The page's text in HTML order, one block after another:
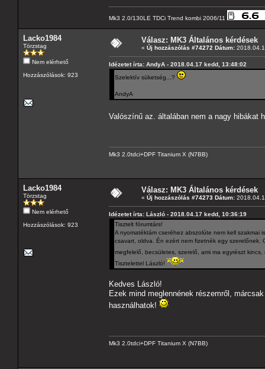
Mk3 2.0/130LE TDCi Trend kombi 2006/11
Lacko1984
Törzstag
Nem elérhető
Hozzászólások: 923
Válasz: MK3 Általános kérdések
« Új hozzászólás #74272 Dátum:
Idézetet írta: AndyA - 2018.04.17 kedd, 13:48:02
Szelektív süketség...?
AndyA
Valószínű az. általában nem a nagy hibákat
Mk3 2.0tdci+DPF Titanium X (N7BB)
Lacko1984
Törzstag
Nem elérhető
Hozzászólások: 923
Válasz: MK3 Általános kérdések
« Új hozzászólás #74273 Dátum:
Idézetet írta: László - 2018.04.17 kedd, 10:36:19
Tisztelt fórumtárs!
A nyomatéktám cseréhez abszolúte nem kell
csavart, oldva. Én ezért nem fizetnék egy szerelőnek.
megfelelő, becsületes, szerelő, ami ma egyrészt
Tisztelettel László!
Kedves László!
Ezek mind meglennének részemről,
használhatok!
Mk3 2.0tdci+DPF Titanium X (N7BB)